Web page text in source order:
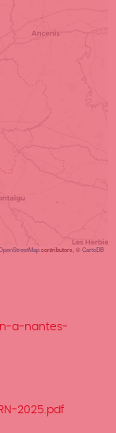
contributors, ©CartoDB
a-nantes-
2025.pdf